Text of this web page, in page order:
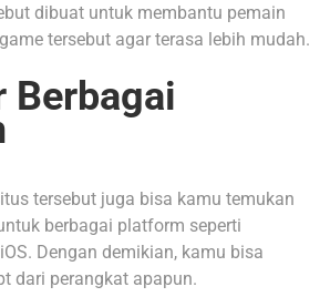
dibuat untuk membantu pemain
tersebut agar terasa lebih mudah.
Berbagai
tersebut juga bisa kamu temukan
berbagai platform seperti
Dengan demikian, kamu bisa
dari perangkat apapun.